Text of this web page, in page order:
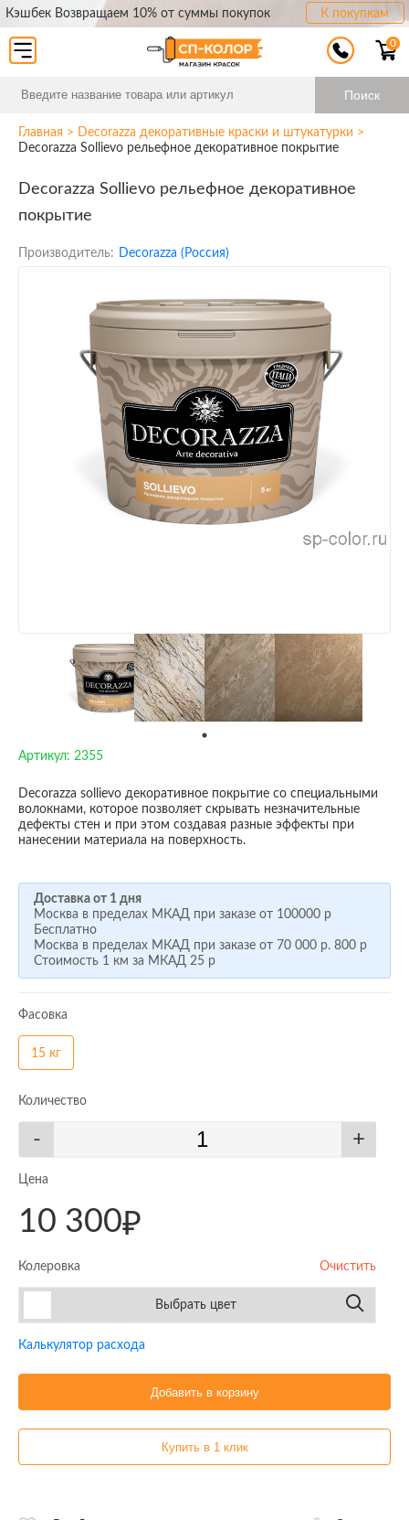
Кэшбек Возвращаем 10% от суммы покупок К покупкам
Поиск
0
Главная > Decorazza декоративные краски и штукатурки >
Decorazza Sollievo рельефное декоративное покрытие
Decorazza Sollievo рельефное декоративное
покрытие
Производитель: Decorazza (Россия)
Артикул: 2355
Decorazza sollievo декоративное покрытие со специальными
волокнами, которое позволяет скрывать незначительные
дефекты стен и при этом создавая разные эффекты при
нанесении материала на поверхность.
Доставка от 1 дня
Москва в пределах МКАД при заказе от 100000 р
Бесплатно
Москва в пределах МКАД при заказе от 70 000 р. 800 р
Стоимость 1 км за МКАД 25 р
Фасовка
15 кг
Количество
- +
Цена
10 300₽
Колеровка Очистить
Выбрать цвет
Калькулятор расхода
Добавить в корзину
Купить в 1 клик